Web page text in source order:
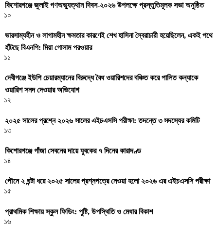
কিশোরগঞ্জে জুলাই গণঅভ্যুত্থান দিবস-২০২৬ উপলক্ষে প্রস্তুতিমূলক সভা অনুষ্ঠিত
১০
ভারসাম্যহীন ও লাগামহীন ক্ষমতার কারণেই শেখ হাসিনা স্বৈরাচারী হয়েছিলেন, একই পথে
হাঁটছে বিএনপি: মিয়া গোলাম পরওয়ার
১১
দেবীগঞ্জে ইউপি চেয়ারম্যানের বিরুদ্ধে বৈধ ওয়ারিশদের বঞ্চিত করে পালিত কন্যাকে
ওয়ারিশ সনদ দেওয়ার অভিযোগ
১২
২০২৫ সালের প্রশ্নে ২০২৬ সালের এইচএসসি পরীক্ষা: তদন্তে ৩ সদস্যের কমিটি
১৩
কিশোরগঞ্জে গাঁজা সেবনের দায়ে যুবকের ৭ দিনের কারাদণ্ড
১৪
পৌনে ২ ঘন্টা ধরে ২০২৫ সালের প্রশ্নপত্রে নেওয়া হলো ২০২৬ এর এইচএসসি পরীক্ষা
১৫
প্রাথমিক শিক্ষায় স্কুল ফিডিং: পুষ্টি, উপস্থিতি ও মেধার বিকাশ
১৬